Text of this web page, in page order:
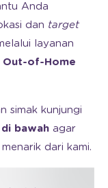
Anda
dan target
layanan
Out-of-Home
simak kunjungi
bawah agar
dari kami.